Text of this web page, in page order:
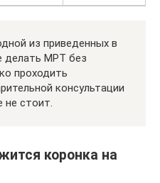
из приведенных в
делать МРТ без
проходить
консультации
не стоит.
коронка на